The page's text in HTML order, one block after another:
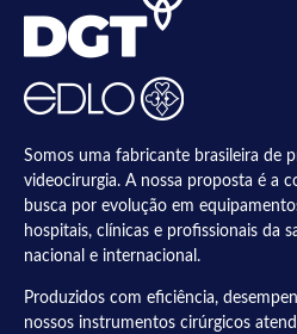
Somos uma fabricante brasileira de
videocirurgia. A nossa proposta é a
busca por evolução em
hospitais, clínicas e profissionais da
nacional e internacional.
Produzidos com eficiência,
nossos instrumentos cirúrgicos